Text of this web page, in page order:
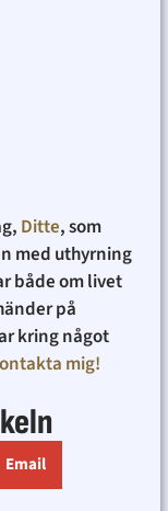
Ditte, som
med uthyrning
både om livet
på
kring något
mig!
Email